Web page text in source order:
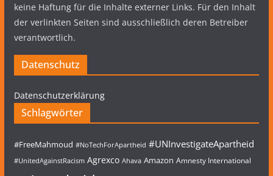
keine Haftung für die Inhalte externer Links. Für den Inhalt
der verlinkten Seiten sind ausschließlich deren Betreiber
verantwortlich.
Datenschutz
Datenschutzerklärung
Schlagwörter
#FreeMahmoud #NoTechForApartheid #UNInvestigateApartheid
#UnitedAgainstRacism Agrexco Ahava Amazon Amnesty International